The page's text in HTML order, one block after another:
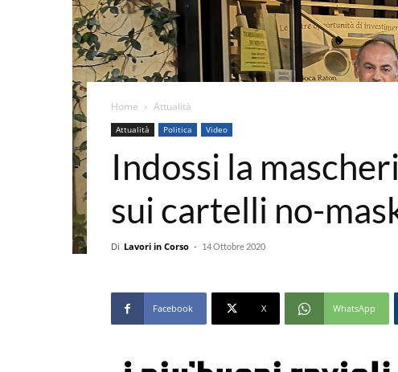
Home Attualità
Attualità Politica Video
Indossi la
sui cartelli no-
Di Lavori in Corso - 14 Ottobre 2020
Facebook X WhatsApp